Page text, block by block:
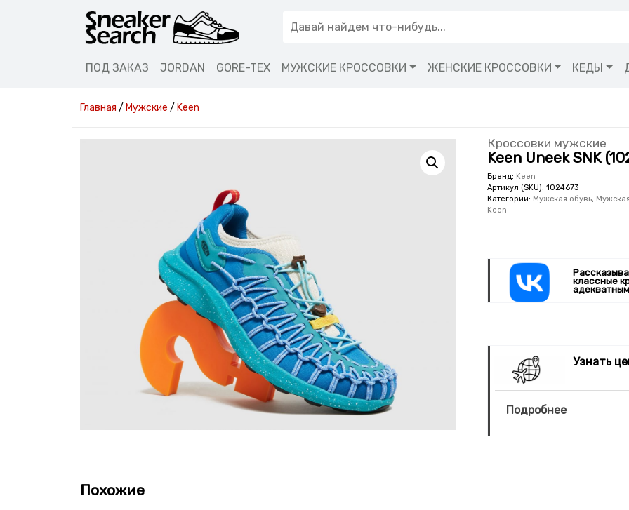
ПОД ЗАКАЗ JORDAN GORE-TEX МУЖСКИЕ КРОССОВКИ ЖЕНСКИЕ КРОССОВКИ КЕДЫ
Главная / Мужские / Keen
Кроссовки мужские
Keen Uneek SNK
Бренд: Keen
Артикул (SKU):1024673
Категории: Мужская обувь,
Keen
классные
Узнать
Подробнее
Похожие